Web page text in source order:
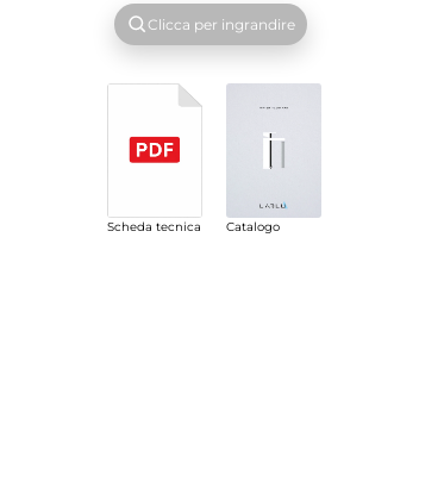
Clicca per ingrandire
Scheda tecnica Catalogo